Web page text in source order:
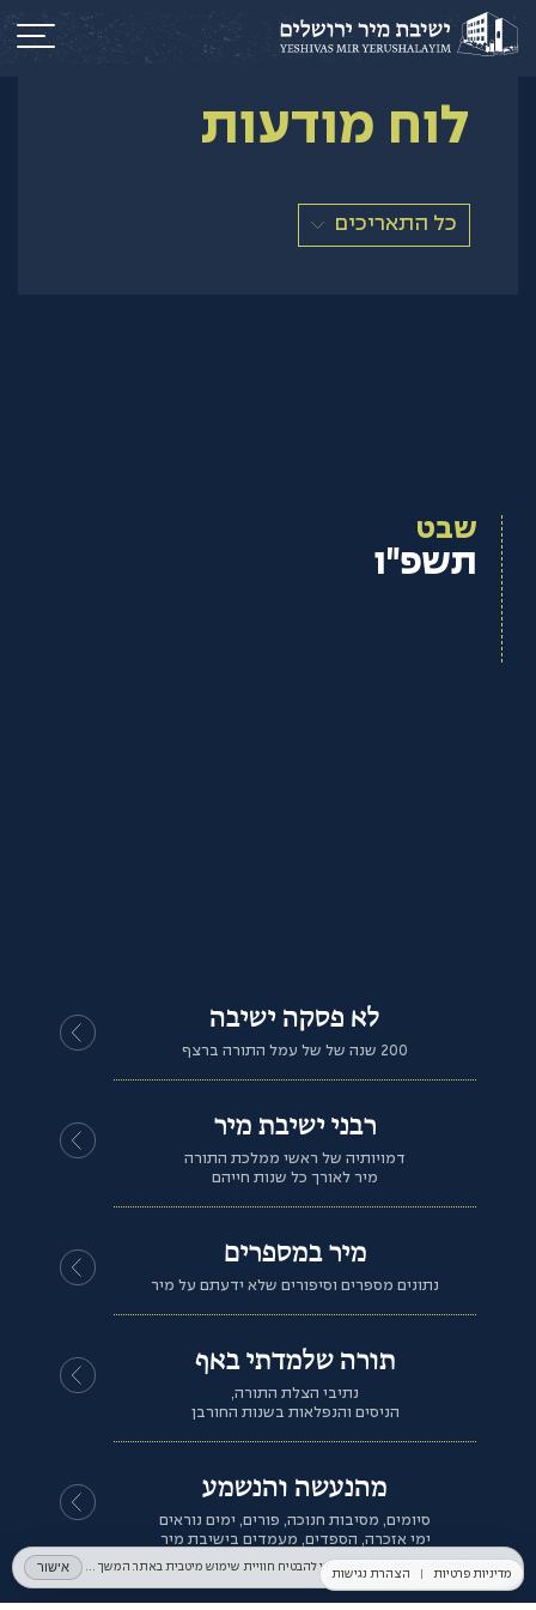
לוח מודעות
כל התאריכים
שבט
תשפ"ו
לא פסקה ישיבה
200 שנה של של עמל התורה ברצף
רבני ישיבת מיר
דמויותיה של ראשי ממלכת התורה
מיר לאורך כל שנות חייהם
מיר במספרים
נתונים מספרים וסיפורים שלא ידעתם על מיר
תורה שלמדתי באף
נתיבי הצלת התורה,
הניסים והנפלאות בשנות החורבן
מהנעשה והנשמע
סיומים, מסיבות חנוכה, פורים, ימים נוראים
ימי אזכרה, הספדים, מעמדים בישיבת מיר
אנחנו משתמשים בקובצי Cookies כדי להבטיח חוויית שימוש מיטבית באתר. המשך השימוש באתר מהווה הסכמה לכך. למידע נוסף ניתן לעיין ב־ אישור מדיניות פרטיות הצהרת נגישות